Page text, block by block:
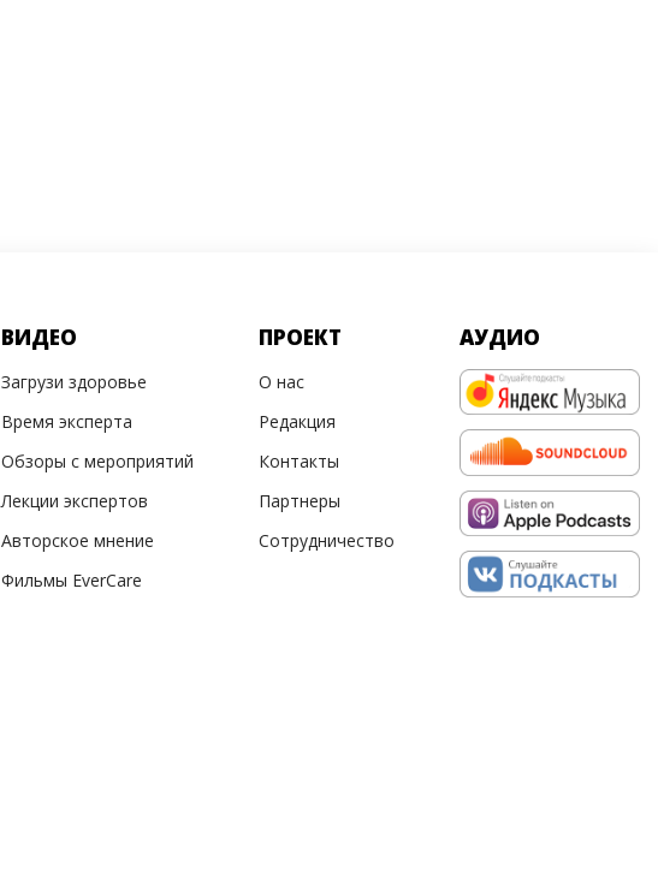
ВИДЕО
Загрузи здоровье
Время эксперта
Обзоры с мероприятий
Лекции экспертов
Авторское мнение
Фильмы EverCare
ПРОЕКТ
О нас
Редакция
Контакты
Партнеры
Сотрудничество
АУДИО